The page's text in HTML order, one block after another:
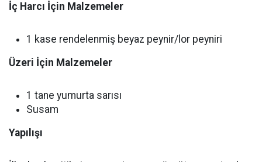
İç Harcı İçin Malzemeler
1 kase rendelenmiş beyaz peynir/lor peyniri
Üzeri İçin Malzemeler
1 tane yumurta sarısı
Susam
Yapılışı